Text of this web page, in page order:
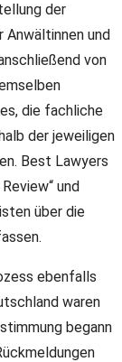
der
Anwältinnen und
von
die fachliche
der jeweiligen
Best Lawyers
und
über die
ebenfalls
waren
begann